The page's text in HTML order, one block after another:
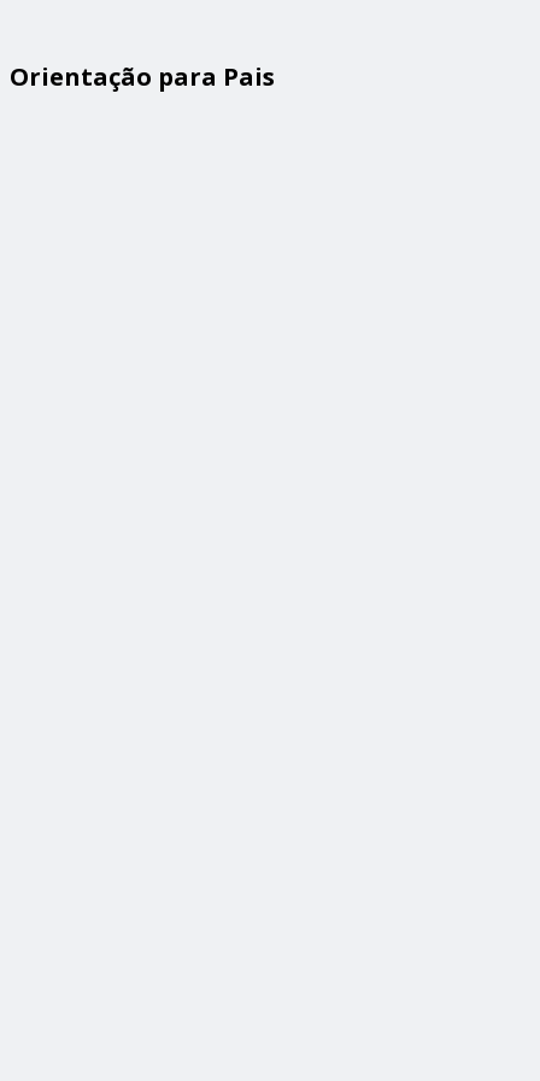
Orientação para Pais